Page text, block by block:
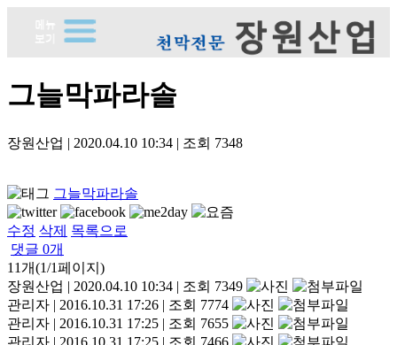
그늘막파라솔
장원산업 | 2020.04.10 10:34 | 조회 7348
그늘막파라솔
수정 삭제 목록으로
댓글 0개
11개(1/1페이지)
장원산업 | 2020.04.10 10:34 | 조회 7349
관리자 | 2016.10.31 17:26 | 조회 7774
관리자 | 2016.10.31 17:25 | 조회 7655
관리자 | 2016.10.31 17:25 | 조회 7466